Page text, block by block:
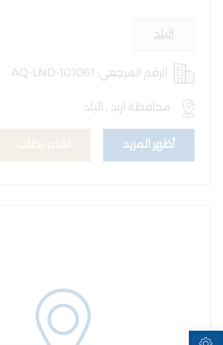
Open toolbar
البلد
الرقم المرجعي: AQ-LND-101061
محافظة اربد , البلد
أظهر المزيد